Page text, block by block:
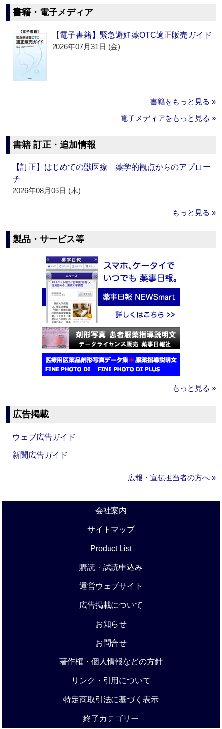
書籍・電子メディア
【電子書籍】緊急避妊薬OTC適正販売ガイド
2026年07月31日 (金)
書籍をもっと見る »
電子メディアをもっと見る »
書籍 訂正・追加情報
【訂正】はじめての獣医療 薬学的観点からのアプロー
チ
2026年08月06日 (木)
もっと見る »
製品・サービス等
もっと見る »
広告掲載
ウェブ広告ガイド
新聞広告ガイド
広報・宣伝担当者の方へ »
会社案内
サイトマップ
Product List
購読・試読申込み
運営ウェブサイト
広告掲載について
お知らせ
お問合せ
著作権・個人情報などの方針
リンク・引用について
特定商取引法に基づく表示
終了カテゴリー